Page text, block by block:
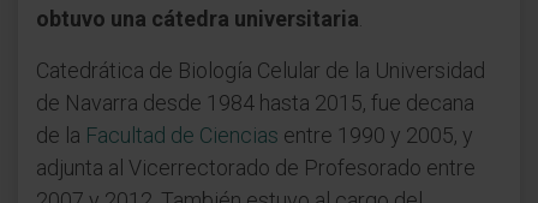
obtuvo una cátedra universitaria
Catedrática de Biología Celular de la Universidad
de Navarra desde 1984 hasta 2015, fue decana
de la Facultad de Ciencias entre 1990 y 2005, y
adjunta al Vicerrectorado de Profesorado entre